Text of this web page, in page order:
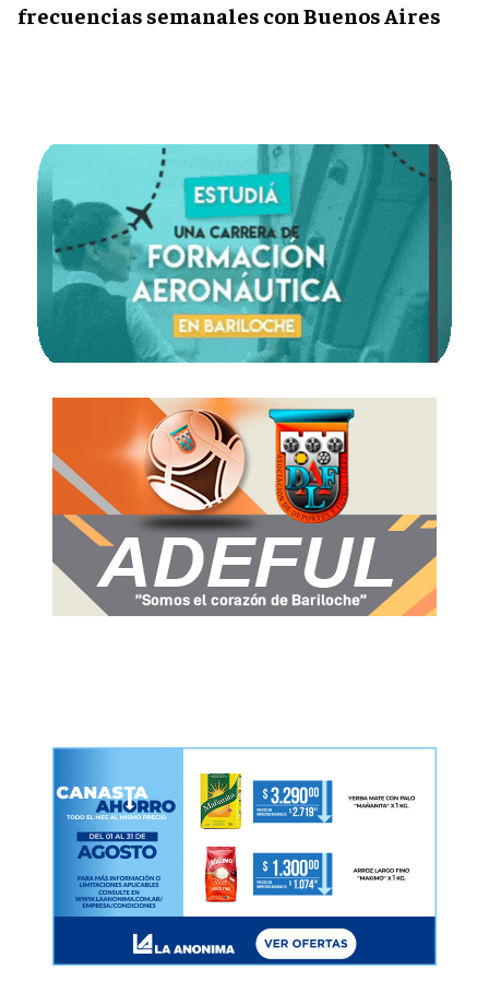
frecuencias semanales con Buenos Aires